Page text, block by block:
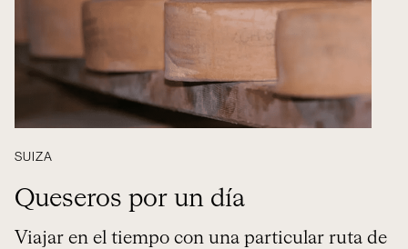
SUIZA
Queseros por un día
Viajar en el tiempo con una particular ruta de